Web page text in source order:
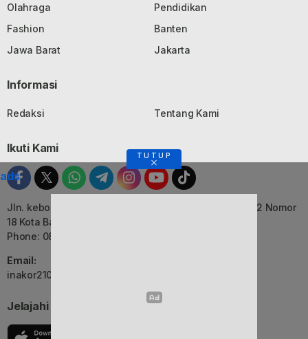
Olahraga
Pendidikan
Fashion
Banten
Jawa Barat
Jakarta
Informasi
Redaksi Tentang Kami
Ikuti Kami
Jln. kebon Jati, Komplek Ruko Luxor Permai Kavling 22 Nomor
18 Kota Bandung, Jawa Barat
Phone: 082116055552
Email:
inakor2105@gmail.com (Redaksi)
Jelajahi Berita di Apps Kami
TUTUP
ads